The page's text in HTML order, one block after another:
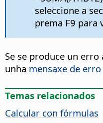
seleccione a
prema F9 para
Se se produce un
unha mensaxe de erro
Temas relacionados
Calcular con fórmulas